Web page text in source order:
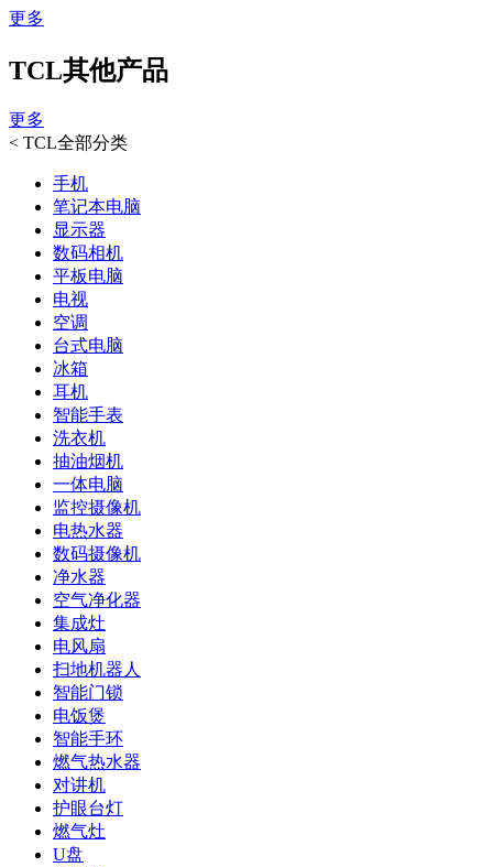
更多
TCL其他产品
更多
< TCL全部分类
手机
笔记本电脑
显示器
数码相机
平板电脑
电视
空调
台式电脑
冰箱
耳机
智能手表
洗衣机
抽油烟机
一体电脑
监控摄像机
电热水器
数码摄像机
净水器
空气净化器
集成灶
电风扇
扫地机器人
智能门锁
电饭煲
智能手环
燃气热水器
对讲机
护眼台灯
燃气灶
U盘